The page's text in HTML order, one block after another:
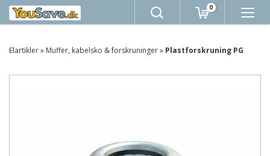
0
Elartikler» Muffer, kabelsko & forskruninger» Plastforskruning PG